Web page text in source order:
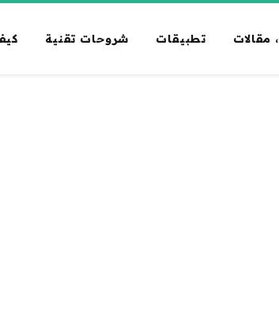
، مقالات تطبيقات شروحات تقنية